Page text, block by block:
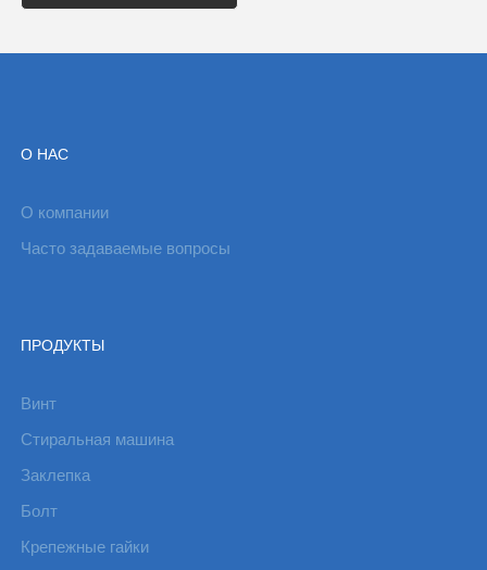
О НАС
О компании
Часто задаваемые вопросы
ПРОДУКТЫ
Винт
Стиральная машина
Заклепка
Болт
Крепежные гайки